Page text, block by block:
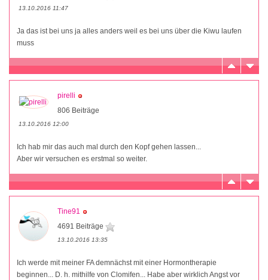
13.10.2016 11:47
Ja das ist bei uns ja alles anders weil es bei uns über die Kiwu laufen
muss
pirelli
806 Beiträge
13.10.2016 12:00
Ich hab mir das auch mal durch den Kopf gehen lassen...
Aber wir versuchen es erstmal so weiter.
Tine91
4691 Beiträge
13.10.2016 13:35
Ich werde mit meiner FA demnächst mit einer Hormontherapie
beginnen... D. h. mithilfe von Clomifen... Habe aber wirklich Angst vor